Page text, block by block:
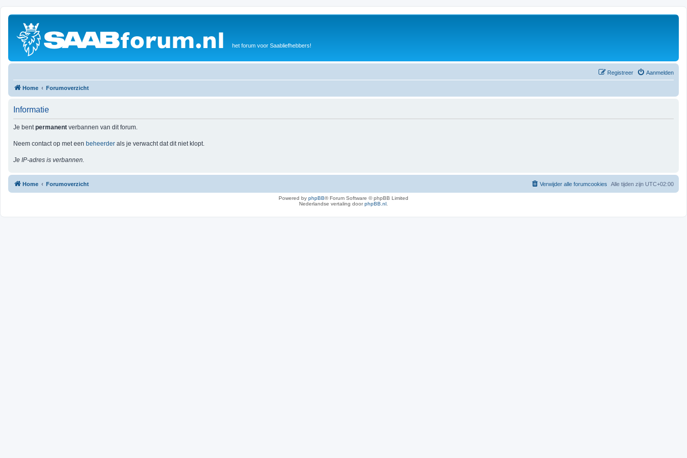
het forum voor Saabliefhebbers!
Aanmelden
Registreer
Home Forumoverzicht
Informatie
Je bentpermanent verbannen van dit forum.
Neem contact op met een beheerder als je verwacht dat dit niet klopt.
Je IP-adres is verbannen.
Home Forumoverzicht Alle tijden zijn UTC+02:00
Verwijder alle forumcookies
Powered by phpBB® Forum Software © phpBB Limited
Nederlandse vertaling doorphpBB.nl